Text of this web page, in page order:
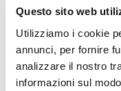
Questo sito web
Utilizziamo i cookie
annunci, per fornire
analizzare il nostro
informazioni sul
concerto
Non perdere
avvolgere da
tra ritmi e
Ti aspettiamo in